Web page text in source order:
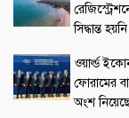
সিদ্ধান্ত
ওয়ার্ল্ড
ফোরামের
অংশ